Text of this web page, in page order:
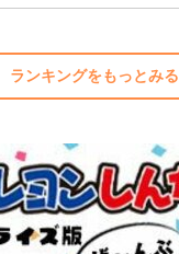
ランキングをもっとみる